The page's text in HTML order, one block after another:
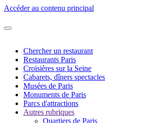
Accéder au contenu principal
Chercher un restaurant
Restaurants Paris
Croisières sur la Seine
Cabarets, dîners spectacles
Musées de Paris
Monuments de Paris
Parcs d'attractions
Autres rubriques
Quartiers de Paris